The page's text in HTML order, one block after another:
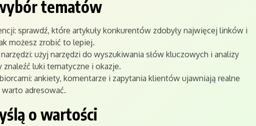
tematów
sprawdź, które artykuły konkurentów zdobyły najwięcej linków i
możesz zrobić to lepiej.
użyj narzędzi do wyszukiwania słów kluczowych i analizy
znaleźć luki tematyczne i okazje.
ankiety, komentarze i zapytania klientów ujawniają realne
adresować.
o wartości